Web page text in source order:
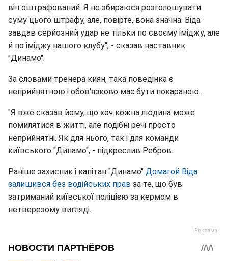
він оштрафований. Я не збираюся розголошувати
суму цього штрафу, але, повірте, вона значна. Віда
завдав серйозний удар не тільки по своєму іміджу, але
й по іміджу нашого клубу", - сказав наставник
"Динамо".
За словами тренера киян, така поведінка є
неприйнятною і обов'язково має бути покараною.
"Я вже сказав йому, що хоч кожна людина може
помилятися в житті, але подібні речі просто
неприйнятні. Як для нього, так і для команди
київського "Динамо", - підкреслив Ребров.
Раніше захисник і капітан "Динамо" Домагой Віда
залишився без водійських прав за те, що був
затриманий київської поліцією за кермом в
нетверезому вигляді.